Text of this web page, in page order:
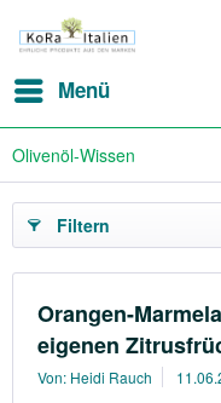
Menü
Olivenöl-Wissen
Filtern
Orangen-
eigenen
Von: Heidi Rauch